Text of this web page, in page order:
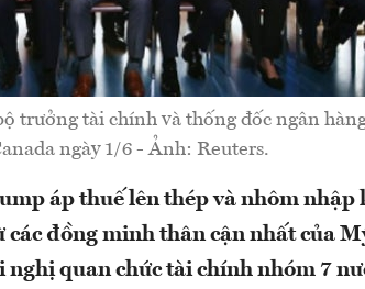
trưởng tài chính và thống đốc ngân
ngày 1/6 - Ảnh: Reuters.
áp thuế lên thép và nhôm nhập
đồng minh thân cận nhất của
quan chức tài chính nhóm 7